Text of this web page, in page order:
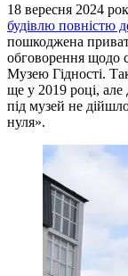
18 вересня 2024
будівлю повністю
пошкоджена
обговорення щодо
Музею Гідності.
ще у 2019 році, але
під музей не
нуля».